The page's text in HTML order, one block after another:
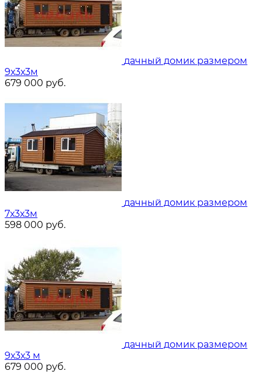
дачный домик размером
9х3х3м
679 000 руб.
дачный домик размером
7х3х3м
598 000 руб.
дачный домик размером
9х3х3 м
679 000 руб.